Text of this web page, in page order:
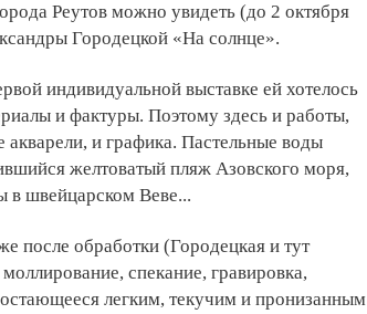
Реутов можно увидеть (до 2 октября
Городецкой «На солнце».
индивидуальной выставке ей хотелось
и фактуры. Поэтому здесь и работы,
и графика. Пастельные воды
желтоватый пляж Азовского моря,
в швейцарском Веве...
после обработки (Городецкая и тут
спекание, гравировка,
легким, текучим и пронизанным